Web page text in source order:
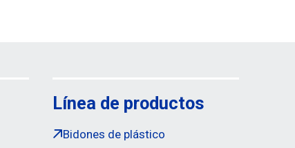
Línea de productos
Bidones de plástico